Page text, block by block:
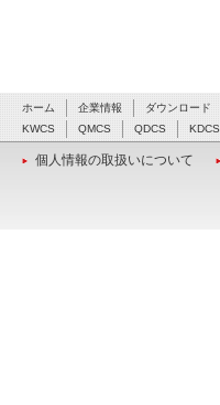
ホーム 企業情報 ダウンロード
KWCS
QMCS QDCS KDCS
個人情報の取扱いについて